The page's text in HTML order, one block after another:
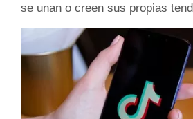
se unan o creen sus propias